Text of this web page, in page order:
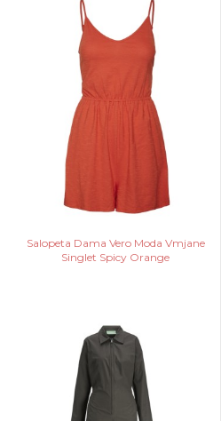
Salopeta Dama Vero Moda Vmjane
Singlet Spicy Orange